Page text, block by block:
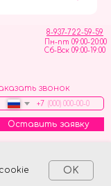
OK
8-937-722-59-59
Пн-пт 09:00-20:00
Сб-Вск 09:00-19:00
звонок
+7
Оставить заявку